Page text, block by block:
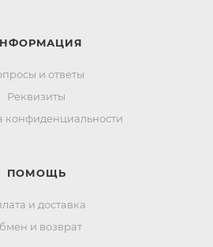
и ответы
Реквизиты
конфиденциальности
ПОМОЩЬ
и доставка
и возврат